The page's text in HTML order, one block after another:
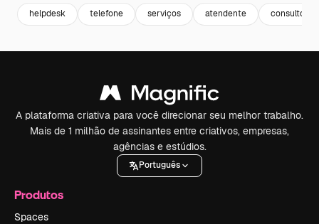
helpdesk telefone serviços atendente consultoria
A plataforma criativa para você direcionar seu melhor trabalho.
Mais de 1 milhão de assinantes entre criativos, empresas,
agências e estúdios.
Português
Produtos
Spaces